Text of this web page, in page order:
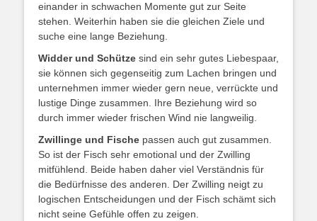
einander in schwachen Momente gut zur Seite
stehen. Weiterhin haben sie die gleichen Ziele und
suche eine lange Beziehung.
Widder und Schütze sind ein sehr gutes Liebespaar,
sie können sich gegenseitig zum Lachen bringen und
unternehmen immer wieder gern neue, verrückte und
lustige Dinge zusammen. Ihre Beziehung wird so
durch immer wieder frischen Wind nie langweilig.
Zwillinge und Fische passen auch gut zusammen.
So ist der Fisch sehr emotional und der Zwilling
mitfühlend. Beide haben daher viel Verständnis für
die Bedürfnisse des anderen. Der Zwilling neigt zu
logischen Entscheidungen und der Fisch schämt sich
nicht seine Gefühle offen zu zeigen.